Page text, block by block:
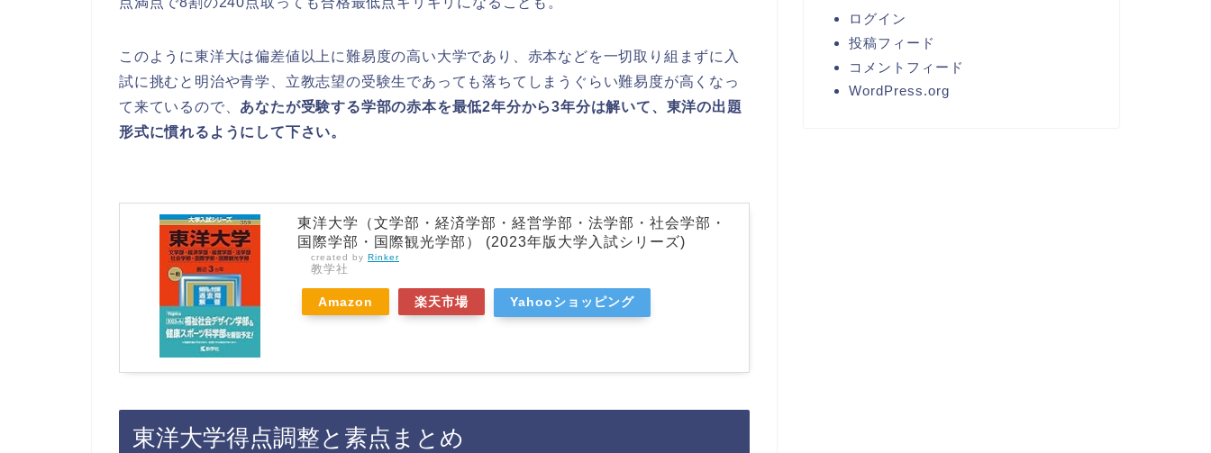
このように東洋大は偏差値以上に難易度の高い大学であり、赤本などを一切取り組まずに入
試に挑むと明治や青学、立教志望の受験生であっても落ちてしまうぐらい難易度が高くなっ
て来ているので、 あなたが受験する学部の赤本を最低2年分から3年分は解いて、東洋の出題
形式に慣れるようにして下さい。
東洋大学（文学部・経済学部・経営学部・法学部・社会学部・
国際学部・国際観光学部） (2023年版大学入試シリーズ)
created by Rinker
教学社
Amazon 楽天市場 Yahooショッピング
東洋大学得点調整と素点まとめ
ログイン
投稿フィード
コメントフィード
WordPress.org